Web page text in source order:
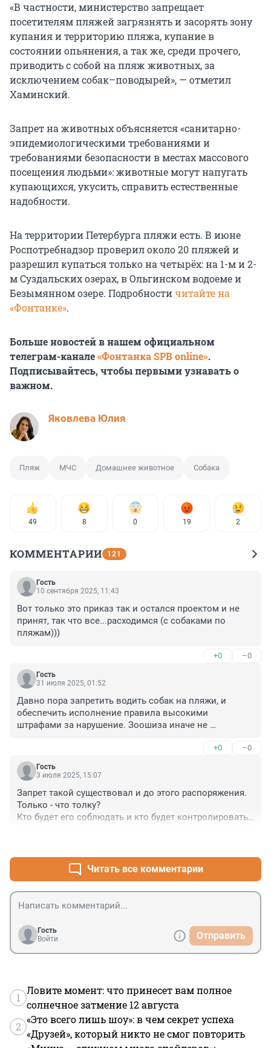
«В частности, министерство запрещает
посетителям пляжей загрязнять и засорять зону
купания и территорию пляжа, купание в
состоянии опьянения, а так же, среди прочего,
приводить с собой на пляж животных, за
исключением собак–поводырей», — отметил
Хаминский.
Запрет на животных объясняется «санитарно-
эпидемиологическими требованиями и
требованиями безопасности в местах массового
посещения людьми»: животные могут напугать
купающихся, укусить, справить естественные
надобности.
На территории Петербурга пляжи есть. В июне
Роспотребнадзор проверил около 20 пляжей и
разрешил купаться только на четырёх: на 1-м и 2-
м Суздальских озерах, в Ольгинском водоеме и
Безымянном озере. Подробностичитайте на
«Фонтанке».
Больше новостей в нашем официальном
телеграм-канале«Фонтанка SPB online».
Подписывайтесь, чтобы первыми узнавать о
важном.
Яковлева Юлия
Пляж МЧС Домашнее животное Собака
49 8 0 19 2
КОММЕНТАРИИ 121
Гость
10 сентября 2025, 11:43
Вот только это приказ так и остался проектом и не
принят, так что все...расходимся (с собаками по
пляжам)))
+0 –0
Гость
31 июля 2025, 01:52
Давно пора запретить водить собак на пляжи, и
обеспечить исполнение правила высокими
штрафами за нарушение. Зоошиза иначе не
+0 –0
Гость
3 июля 2025, 15:07
Запрет такой существовал и до этого распоряжения.
Только - что толку?
Кто будет его соблюдать и кто будет контролировать
Читать все комментарии
Гость
Войти
Отправить
1
Ловите момент: что принесет вам полное
солнечное затмение 12 августа
2
«Это всего лишь шоу»: в чем секрет успеха
«Друзей», который никто не смог повторить